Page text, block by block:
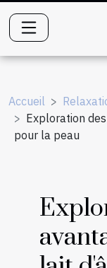
Accueil
Exploration
pour la peau